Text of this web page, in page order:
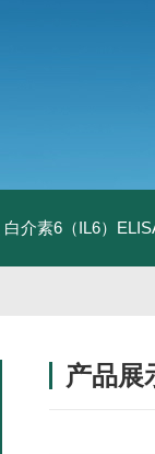
白介素6（IL6）
产品展